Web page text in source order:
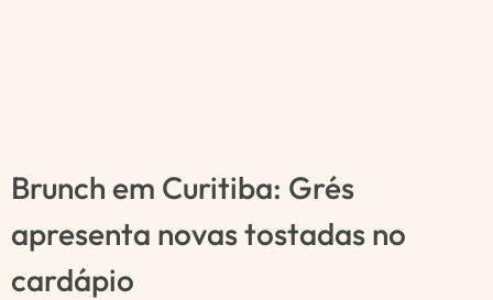
Brunch em Curitiba: Grés
apresenta novas tostadas no
cardápio